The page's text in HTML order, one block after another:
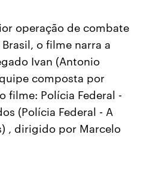
operação de combate
o filme narra a
Ivan (Antonio
composta por
filme: Polícia Federal -
(Polícia Federal - A
, dirigido por Marcelo